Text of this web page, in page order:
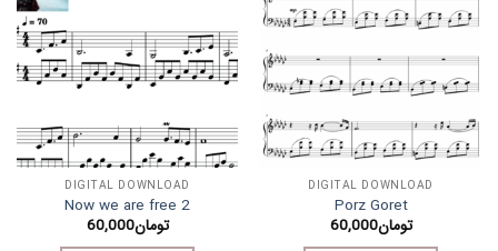
DIGITAL DOWNLOAD
Porz Goret
تومان60,000
DIGITAL DOWNLOAD
Now we are free 2
تومان60,000